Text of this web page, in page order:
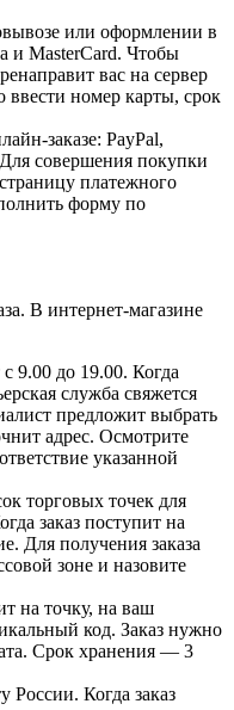
или оформлении в
и MasterCard. Чтобы
вас на сервер
номер карты, срок
заказе: PayPal,
совершения покупки
платежного
форму по
В интернет-магазине
с 9.00 до 19.00. Когда
служба свяжется
предложит выбрать
адрес. Осмотрите
указанной
торговых точек для
заказ поступит на
Для получения заказа
зоне и назовите
на точку, на ваш
код. Заказ нужно
Срок хранения — 3
России. Когда заказ